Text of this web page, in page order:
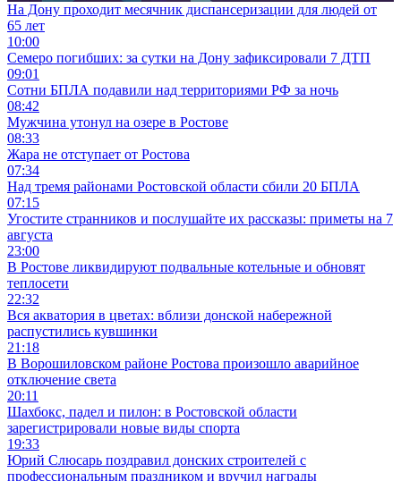
На Дону проходит месячник диспансеризации для людей от
65 лет
10:00
Семеро погибших: за сутки на Дону зафиксировали 7 ДТП
09:01
Сотни БПЛА подавили над территориями РФ за ночь
08:42
Мужчина утонул на озере в Ростове
08:33
Жара не отступает от Ростова
07:34
Над тремя районами Ростовской области сбили 20 БПЛА
07:15
Угостите странников и послушайте их рассказы: приметы на 7
августа
23:00
В Ростове ликвидируют подвальные котельные и обновят
теплосети
22:32
Вся акватория в цветах: вблизи донской набережной
распустились кувшинки
21:18
В Ворошиловском районе Ростова произошло аварийное
отключение света
20:11
Шахбокс, падел и пилон: в Ростовской области
зарегистрировали новые виды спорта
19:33
Юрий Слюсарь поздравил донских строителей с
профессиональным праздником и вручил награды